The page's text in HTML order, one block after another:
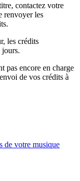
contactez votre
renvoyer les
les crédits
jours.
pas encore en charge
de vos crédits à
de votre musique